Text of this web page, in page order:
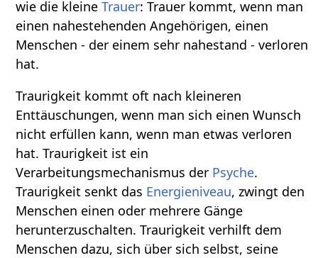
wie die kleineTrauer: Trauer kommt, wenn man
einen nahestehenden Angehörigen, einen
Menschen - der einem sehr nahestand - verloren
hat.
Traurigkeit kommt oft nach kleineren
Enttäuschungen, wenn man sich einen Wunsch
nicht erfüllen kann, wenn man etwas verloren
hat. Traurigkeit ist ein
Verarbeitungsmechanismus der Psyche.
Traurigkeit senkt das Energieniveau, zwingt den
Menschen einen oder mehrere Gänge
herunterzuschalten. Traurigkeit verhilft dem
Menschen dazu, sich über sich selbst, seine